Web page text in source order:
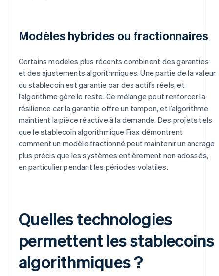
Modèles hybrides ou fractionnaires
Certains modèles plus récents combinent des garanties
et des ajustements algorithmiques. Une partie de la valeur
du stablecoin est garantie par des actifs réels, et
l’algorithme gère le reste. Ce mélange peut renforcer la
résilience car la garantie offre un tampon, et l’algorithme
maintient la pièce réactive à la demande. Des projets tels
que le stablecoin algorithmique Frax démontrent
comment un modèle fractionné peut maintenir un ancrage
plus précis que les systèmes entièrement non adossés,
en particulier pendant les périodes volatiles.
Quelles technologies
permettent les stablecoins
algorithmiques ?